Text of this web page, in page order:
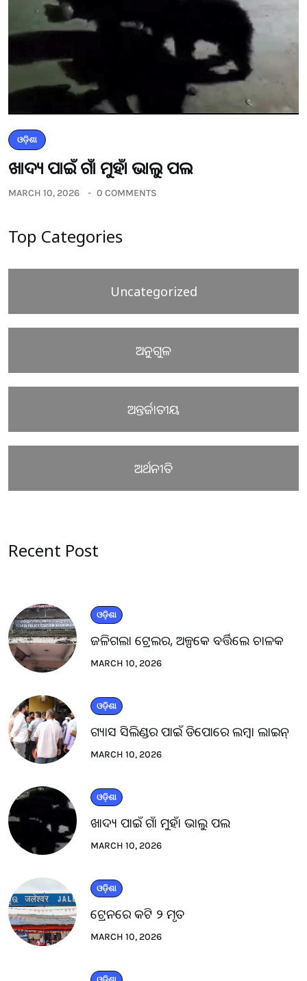
ଓଡ଼ିଶା
ଖାଦ୍ୟ ପାଇଁ ଗାଁ ମୁହାଁ ଭାଲୁ ପଲ
MARCH 10, 2026 0 COMMENTS
Top Categories
Uncategorized
ଅନୁଗୁଳ
ଅନ୍ତର୍ଜାତୀୟ
ଅର୍ଥନୀତି
Recent Post
ଓଡ଼ିଶା
ଜଳିଗଲା ଟ୍ରେଲର, ଅଳ୍ପକେ ବର୍ତ୍ତିଲେ ଚାଳକ
MARCH 10, 2026
ଓଡ଼ିଶା
ଗ୍ୟାସ ସିଲିଣ୍ଡର ପାଇଁ ଡିପୋରେ ଲମ୍ବା ଲାଇନ୍
MARCH 10, 2026
ଓଡ଼ିଶା
ଖାଦ୍ୟ ପାଇଁ ଗାଁ ମୁହାଁ ଭାଲୁ ପଲ
MARCH 10, 2026
ଓଡ଼ିଶା
ଟ୍ରେନରେ କଟି ୨ ମୃତ
MARCH 10, 2026